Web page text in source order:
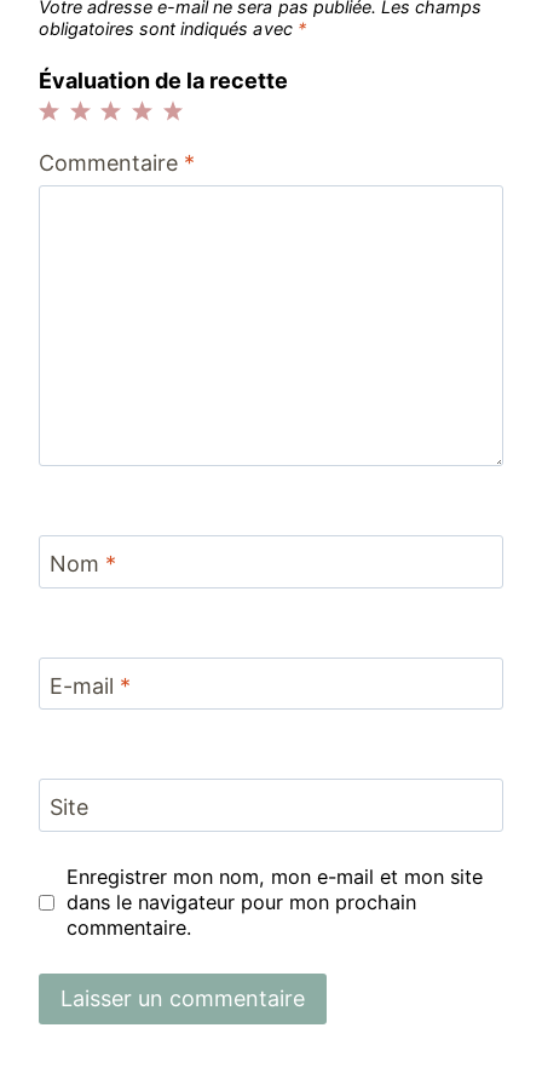
Votre adresse e-mail ne sera pas publiée. Les champs
obligatoires sont indiqués avec *
Évaluation de la recette
étoiles
étoiles
étoiles
étoiles
étoile
Commentaire *
Nom *
E-mail *
Site
Enregistrer mon nom, mon e-mail et mon site
dans le navigateur pour mon prochain
commentaire.